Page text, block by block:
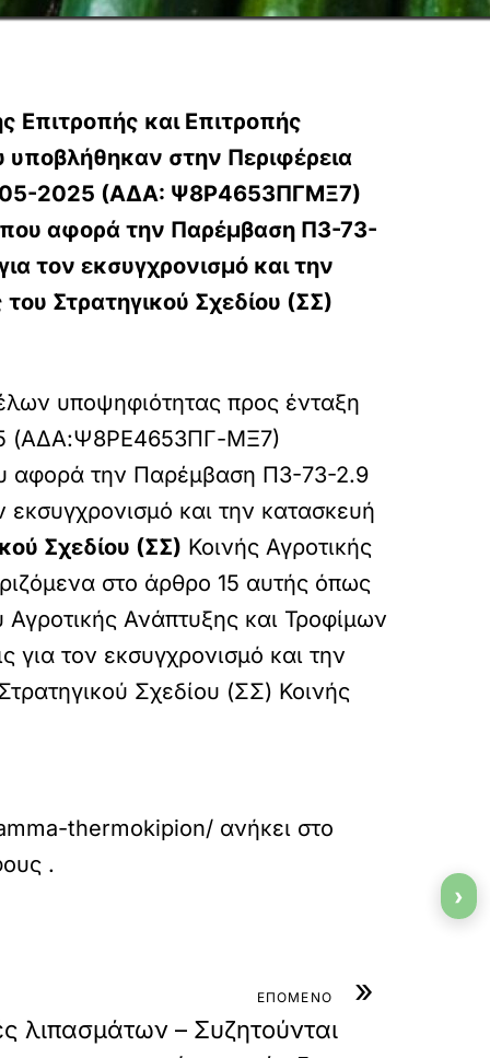
και Επιτροπής
στην Περιφέρεια
05-2025 (ΑΔΑ: Ψ8Ρ4653ΠΓΜΞ7)
αφορά την Παρέμβαση Π3-73-
τον εκσυγχρονισμό και την
Στρατηγικού Σχεδίου (ΣΣ)
υποψηφιότητας προς ένταξη
(ΑΔΑ:Ψ8ΡΕ4653ΠΓ-ΜΞ7)
αφορά την Παρέμβαση Π3-73-2.9
και την κατασκευή
Σχεδίου (ΣΣ) Κοινής Αγροτικής
στο άρθρο 15 αυτής όπως
Ανάπτυξης και Τροφίμων
τον εκσυγχρονισμό και την
Σχεδίου (ΣΣ) Κοινής
thermokipion/ ανήκει στο
.
»
ΕΠΟΜΕΝΟ
λιπασμάτων – Συζητούνται
›